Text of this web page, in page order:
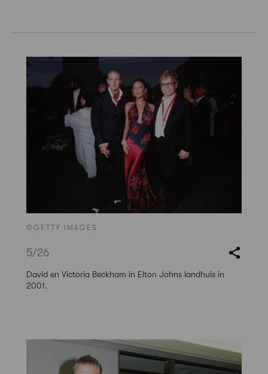
©GETTY IMAGES
5/26
David en Victoria Beckham in Elton Johns landhuis in
2001.